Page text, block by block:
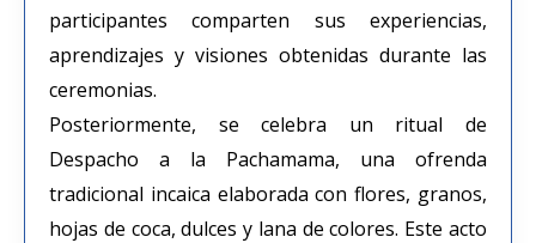
participantes comparten sus experiencias,
aprendizajes y visiones obtenidas durante las
ceremonias.
Posteriormente, se celebra un ritual de
Despacho a la Pachamama, una ofrenda
tradicional incaica elaborada con flores, granos,
hojas de coca, dulces y lana de colores. Este acto